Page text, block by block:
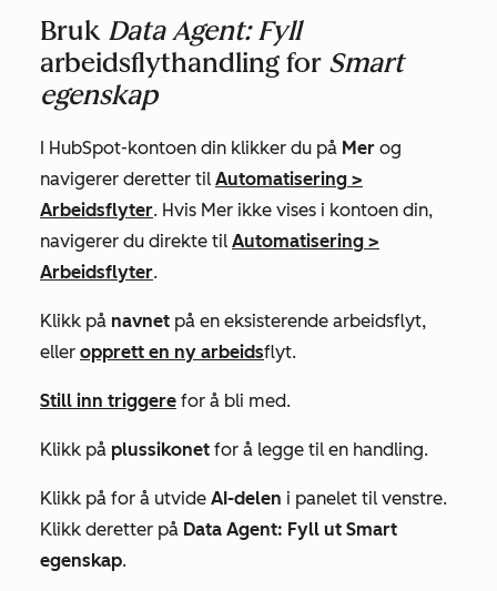
Bruk Data Agent: Fyll
arbeidsflythandling for Smart
egenskap
I HubSpot-kontoen din klikker du på Mer og
navigerer deretter til Automatisering >
Arbeidsflyter. Hvis Mer ikke vises i kontoen din,
navigerer du direkte til Automatisering >
Arbeidsflyter.
Klikk på navnet på en eksisterende arbeidsflyt,
eller opprett en ny arbeidsflyt.
Still inn triggere for å bli med.
Klikk på plussikonet for å legge til en handling.
Klikk på for å utvide AI-delen i panelet til venstre.
Klikk deretter på Data Agent: Fyll ut Smart
egenskap.